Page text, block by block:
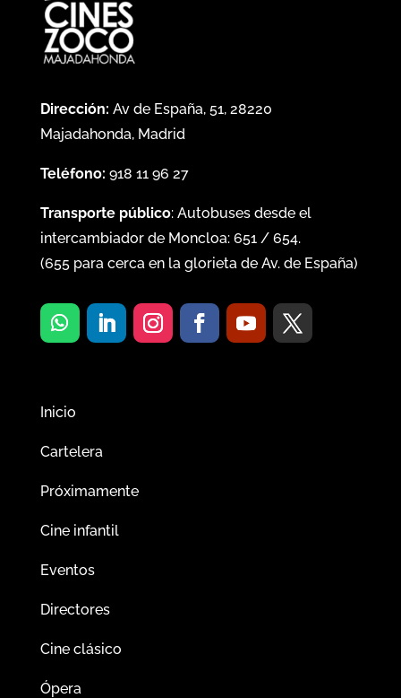
Dirección: Av de España, 51, 28220
Majadahonda, Madrid
Teléfono: 918 11 96 27
Transporte público: Autobuses desde el
intercambiador de Moncloa: 651/ 654.
(655para cerca en la glorieta de Av. de España)
Inicio
Cartelera
Próximamente
Cine infantil
Eventos
Directores
Cine clásico
Ópera